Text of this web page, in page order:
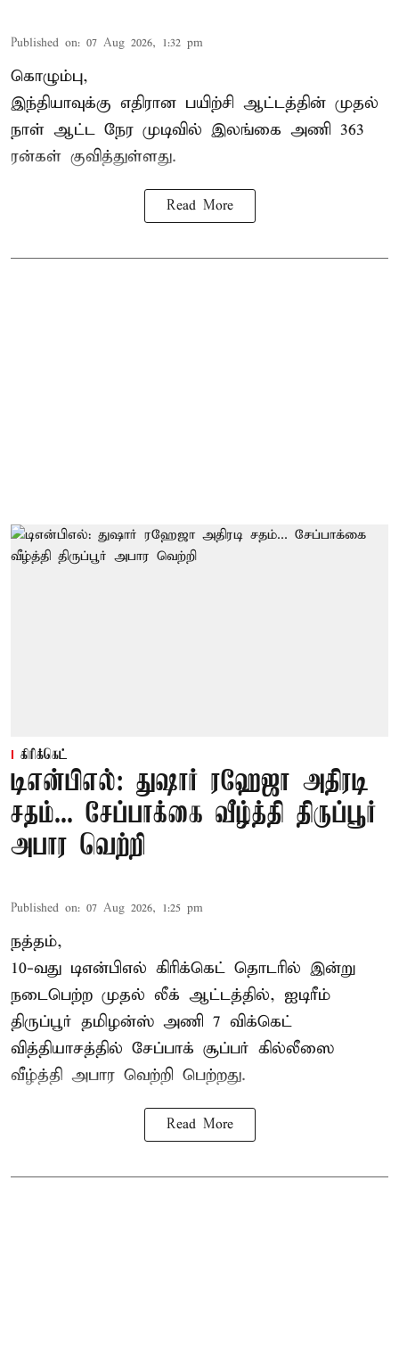
Published on: 07 Aug 2026, 1:32 pm
கொழும்பு,
இந்தியாவுக்கு எதிரான பயிற்சி ஆட்டத்தின் முதல்
நாள் ஆட்ட நேர முடிவில் இலங்கை அணி 363
ரன்கள் குவித்துள்ளது.
Read More
கிரிக்கெட்
டிஎன்பிஎல்: துஷார் ரஹேஜா அதிரடி
சதம்... சேப்பாக்கை வீழ்த்தி திருப்பூர்
அபார வெற்றி
Published on: 07 Aug 2026, 1:25 pm
நத்தம்,
10-வது டிஎன்பிஎல் கிரிக்கெட் தொடரில் இன்று
நடைபெற்ற முதல் லீக் ஆட்டத்தில், ஐடிரீம்
திருப்பூர் தமிழன்ஸ் அணி 7 விக்கெட்
வித்தியாசத்தில் சேப்பாக் சூப்பர் கில்லீஸை
வீழ்த்தி அபார வெற்றி பெற்றது.
Read More